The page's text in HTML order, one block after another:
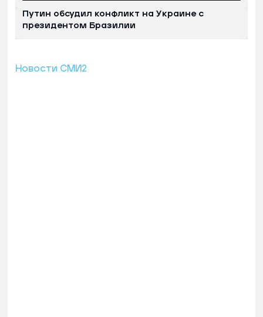
Путин обсудил конфликт на Украине с
президентом Бразилии
Новости СМИ2